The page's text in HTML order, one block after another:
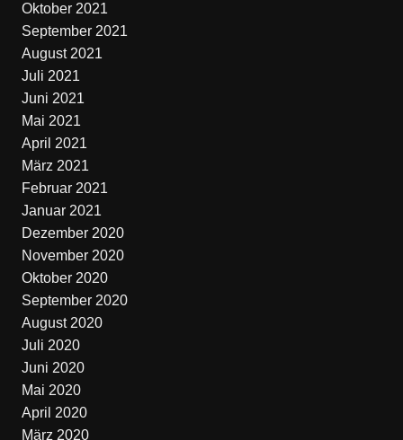
Oktober 2021
September 2021
August 2021
Juli 2021
Juni 2021
Mai 2021
April 2021
März 2021
Februar 2021
Januar 2021
Dezember 2020
November 2020
Oktober 2020
September 2020
August 2020
Juli 2020
Juni 2020
Mai 2020
April 2020
März 2020